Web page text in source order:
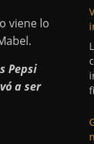
viene lo
Pepsi
a ser